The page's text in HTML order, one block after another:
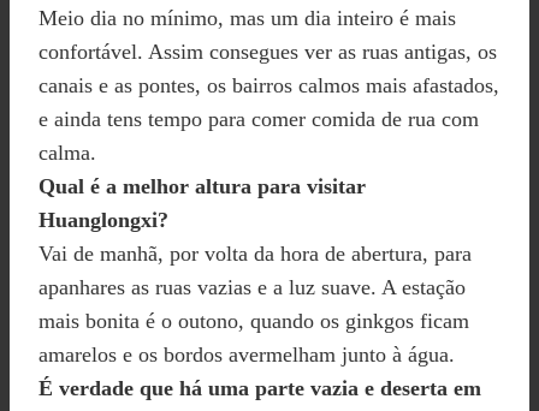
Meio dia no mínimo, mas um dia inteiro é mais
confortável. Assim consegues ver as ruas antigas, os
canais e as pontes, os bairros calmos mais afastados,
e ainda tens tempo para comer comida de rua com
calma.
Qual é a melhor altura para visitar
Huanglongxi?
Vai de manhã, por volta da hora de abertura, para
apanhares as ruas vazias e a luz suave. A estação
mais bonita é o outono, quando os ginkgos ficam
amarelos e os bordos avermelham junto à água.
É verdade que há uma parte vazia e deserta em